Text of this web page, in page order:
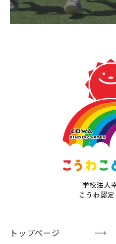
トップページ